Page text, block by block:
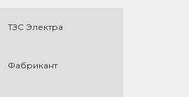
ТЗС Электра
Фабрикант